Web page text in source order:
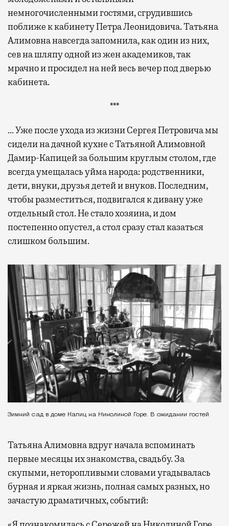
немногочисленными гостями, сгрудившись
поближе к кабинету Петра Леонидовича. Татьяна
Алимовна навсегда запомнила, как один из них,
сев на шляпу одной из жен академиков, так
мрачно и просидел на ней весь вечер под дверью
кабинета.
***
… Уже после ухода из жизни Сергея Петровича мы
сидели на дачной кухне с Татьяной Алимовной
Дамир-Капицей за большим круглым столом, где
всегда умещалась уйма народа: родственники,
дети, внуки, друзья детей и внуков. Последним,
чтобы разместиться, подвигался к дивану уже
отдельный стол. Не стало хозяина, и дом
постепенно опустел, а стол сразу стал казаться
слишком большим.
Зимний сад в доме Капиц на Николиной Горе. В ожидании гостей
Татьяна Алимовна вдруг начала вспоминать
первые месяцы их знакомства, свадьбу. За
скупыми, неторопливыми словами угадывалась
бурная и яркая жизнь, полная самых разных, но
зачастую драматичных, событий: